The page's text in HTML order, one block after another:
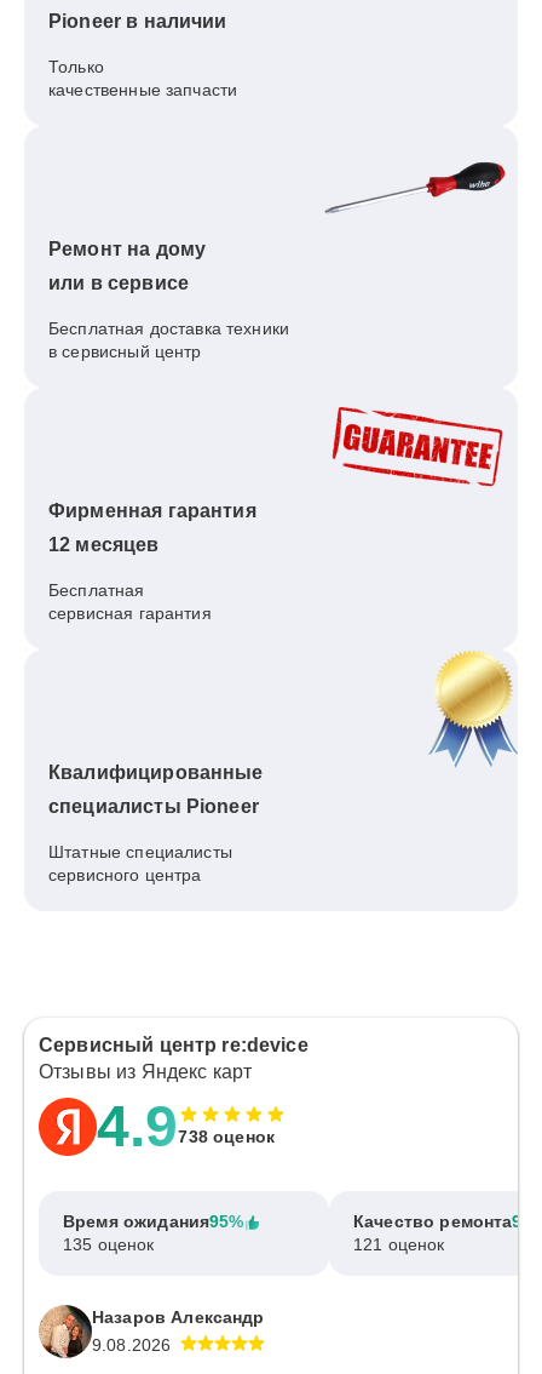
Pioneer в наличии
Только
качественные запчасти
Ремонт на дому
или в сервисе
Бесплатная доставка техники
в сервисный центр
Фирменная гарантия
12 месяцев
Бесплатная
сервисная гарантия
Квалифицированные
специалисты Pioneer
Штатные специалисты
сервисного центра
Сервисный центр re:device
Отзывы из Яндекс карт
4.9738 оценок
Время ожидания95%
135 оценок
Качество ремонта
121 оценок
Назаров Александр
9.08.2026